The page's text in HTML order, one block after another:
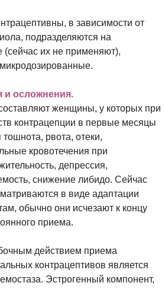
в зависимости от
подразделяются на
их не применяют),
и осложнения.
женщины, у которых при
контрацепции в первые месяцы
рвота, отеки,
кровотечения при
депрессия,
снижение либидо. Сейчас
в виде адаптации
обычно они исчезают к концу
приема.
действием приема
контрацептивов является
Эстрогенный компонент,